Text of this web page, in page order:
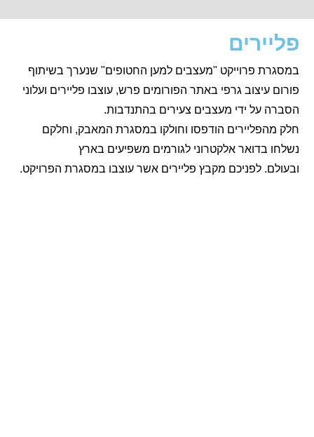
פליירים
במסגרת פרוייקט "מעצבים למען החטופים" שנערך בשיתוף
פורום עיצוב גרפי באתר הפורומים פרש, עוצבו פליירים ועלוני
הסברה על ידי מעצבים צעירים בהתנדבות.
חלק מהפליירים הודפסו וחולקו במסגרת המאבק, וחלקם
נשלחו בדואר אלקטרוני לגורמים משפיעים בארץ
ובעולם. לפניכם מקבץ פליירים אשר עוצבו במסגרת הפרויקט.